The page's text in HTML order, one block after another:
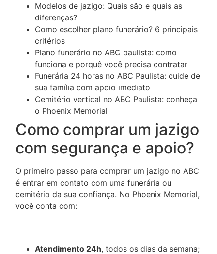
Modelos de jazigo: Quais são e quais as
diferenças?
Como escolher plano funerário? 6 principais
critérios
Plano funerário no ABC paulista: como
funciona e porquê você precisa contratar
Funerária 24 horas no ABC Paulista: cuide de
sua família com apoio imediato
Cemitério vertical no ABC Paulista: conheça
o Phoenix Memorial
Como comprar um jazigo
com segurança e apoio?
O primeiro passo para comprar um jazigo no ABC
é entrar em contato com uma funerária ou
cemitério da sua confiança. No Phoenix Memorial,
você conta com:
Atendimento 24h, todos os dias da semana;